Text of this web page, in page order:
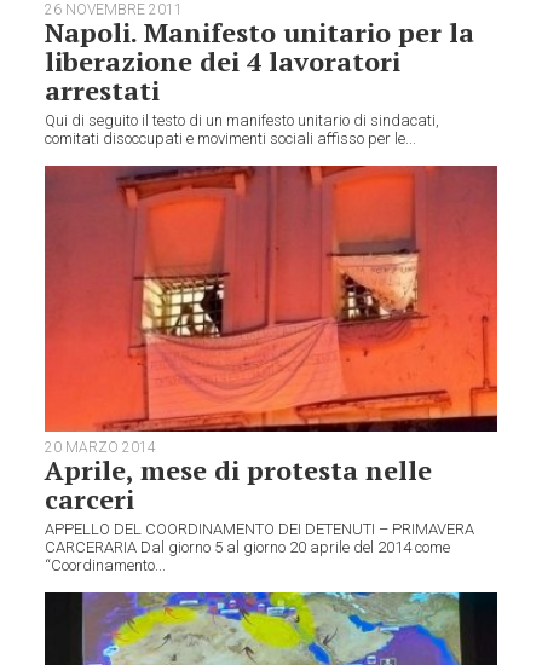
26 NOVEMBRE 2011
Napoli. Manifesto unitario per la
liberazione dei 4 lavoratori
arrestati
Qui di seguito il testo di un manifesto unitario di sindacati,
comitati disoccupati e movimenti sociali affisso per le...
20 MARZO 2014
Aprile, mese di protesta nelle
carceri
APPELLO DEL COORDINAMENTO DEI DETENUTI – PRIMAVERA
CARCERARIA Dal giorno 5 al giorno 20 aprile del 2014 come
“Coordinamento...